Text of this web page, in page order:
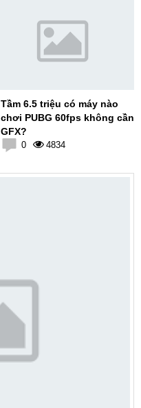
Tầm 6.5 triệu có máy nào
chơi PUBG 60fps không cần
GFX?
0 4834